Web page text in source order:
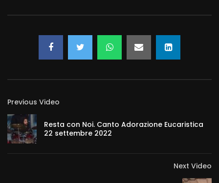
Previous Video
Resta con Noi. Canto Adorazione Eucaristica
22 settembre 2022
Next Video